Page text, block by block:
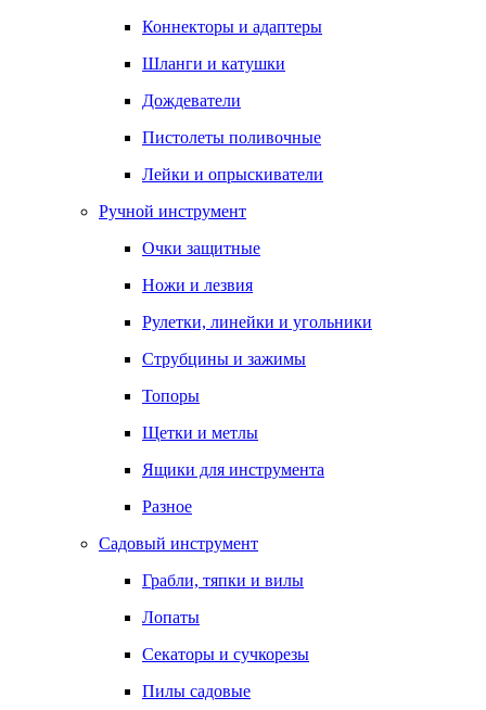
Коннекторы и адаптеры
Шланги и катушки
Дождеватели
Пистолеты поливочные
Лейки и опрыскиватели
Ручной инструмент
Очки защитные
Ножи и лезвия
Рулетки, линейки и угольники
Струбцины и зажимы
Топоры
Щетки и метлы
Ящики для инструмента
Разное
Садовый инструмент
Грабли, тяпки и вилы
Лопаты
Секаторы и сучкорезы
Пилы садовые